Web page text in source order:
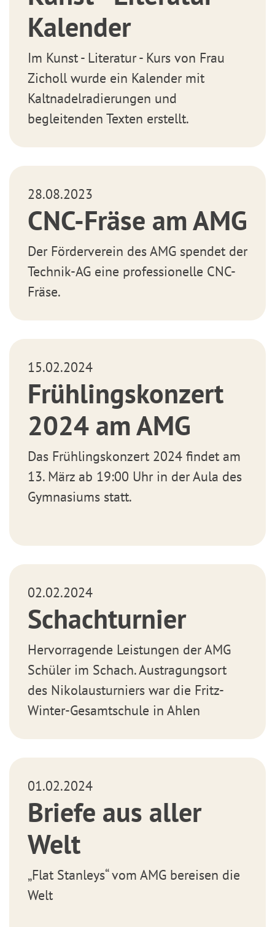
Kalender
Im Kunst - Literatur - Kurs von Frau
Zicholl wurde ein Kalender mit
Kaltnadelradierungen und
begleitenden Texten erstellt.
28.08.2023
CNC-Fräse am AMG
Der Förderverein des AMG spendet der
Technik-AG eine professionelle CNC-
Fräse.
15.02.2024
Frühlingskonzert
2024 am AMG
Das Frühlingskonzert 2024 findet am
13. März ab 19:00 Uhr in der Aula des
Gymnasiums statt.
02.02.2024
Schachturnier
Hervorragende Leistungen der AMG
Schüler im Schach. Austragungsort
des Nikolausturniers war die Fritz-
Winter-Gesamtschule in Ahlen
01.02.2024
Briefe aus aller
Welt
„Flat Stanleys“ vom AMG bereisen die
Welt